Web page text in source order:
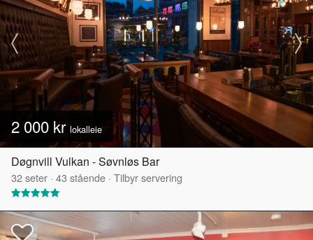
2 000 kr lokalleie
Døgnvill Vulkan - Søvnløs Bar
32seter · 43 stående · Tilbyr servering